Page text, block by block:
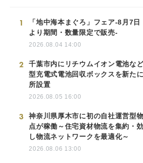
1
「地中海本まぐろ」フェア-8月7日
より期間・数量限定で販売-
2026.08.04 14:00
2
千葉市内にリチウムイオン電池な
型充電式電池回収ボックスを新た
所設置
2026.08.05 16:00
3
神奈川県厚木市に初の自社運営型
点が稼働～住宅資材物流を集約・
し物流ネットワークを最適化～
2026.08.06 13:00